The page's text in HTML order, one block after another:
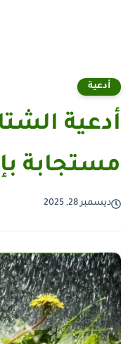
أدعية
أدعية
مستجابة
ديسمبر 28, 2025